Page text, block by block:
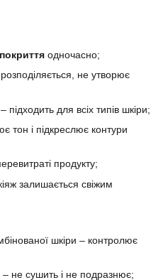
одночасно;
не утворює
– підходить для всіх типів шкіри;
тон і підкреслює контури
продукту;
залишається свіжим
шкіри – контролює
– не сушить і не подразнює;